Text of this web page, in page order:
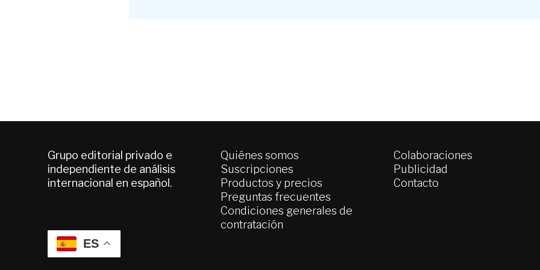
Grupo editorial privado e
independiente de análisis
internacional en español.
ES
Quiénes somos
Suscripciones
Productos y precios
Preguntas frecuentes
Condiciones generales de
contratación
Colaboraciones
Publicidad
Contacto